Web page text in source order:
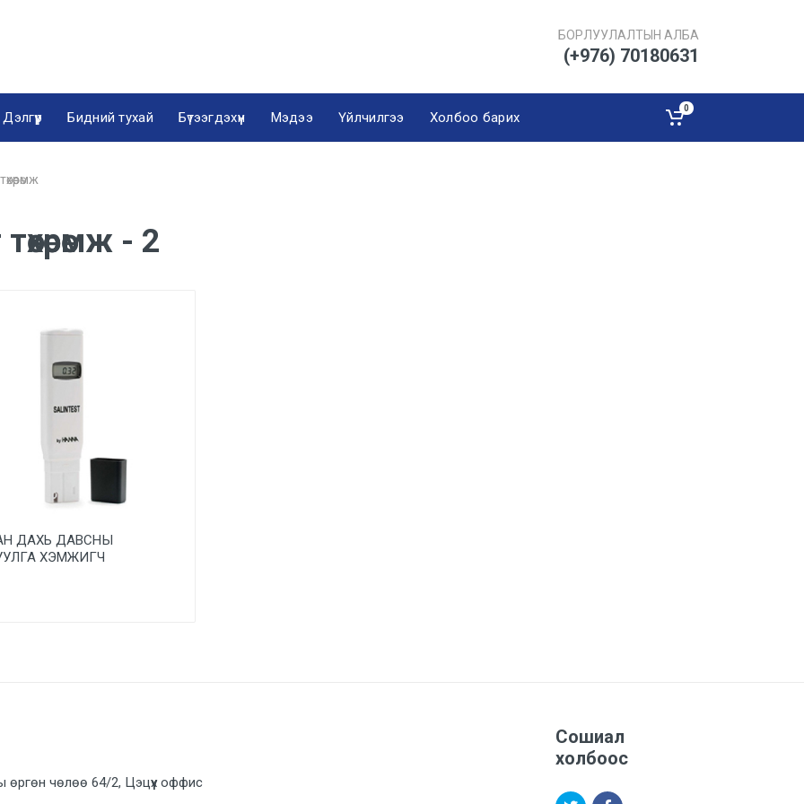
БОРЛУУЛАЛТЫН АЛБА
(+976) 70180631
Дэлгүүр Бидний тухай Бүтээгдэхүүн Мэдээ Үйлчилгээ Холбоо барих
0
- 2
ДАХЬ ДАВСНЫ
ХЭМЖИГЧ
өргөн чөлөө 64/2, Цэцүүх оффис
Сошиал
холбоос